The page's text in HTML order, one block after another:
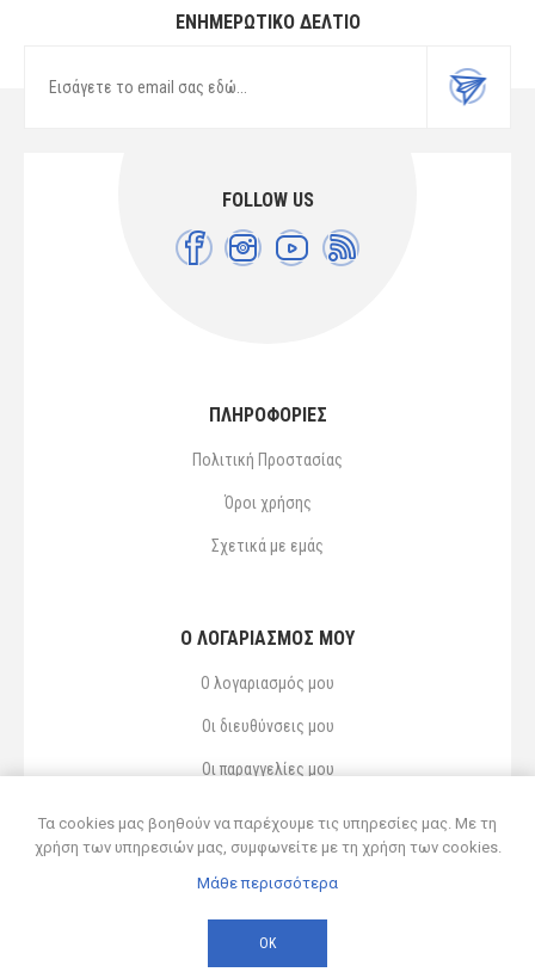
ΕΝΗΜΕΡΩΤΙΚΌ ΔΕΛΤΊΟ
FOLLOW US
ΠΛΗΡΟΦΟΡΙΕΣ
Πολιτική Προστασίας
Όροι χρήσης
Σχετικά με εμάς
Ο ΛΟΓΑΡΙΑΣΜΌΣ ΜΟΥ
Ο λογαριασμός μου
Οι διευθύνσεις μου
Οι παραγγελίες μου
© 2026 Δ ΚΥΡΣΑΝΙΔΗΣ ΚΑΙ ΥΙΟΣ ΟΕ
Τα cookies μας βοηθούν να παρέχουμε τις υπηρεσίες μας. Με τη
χρήση των υπηρεσιών μας, συμφωνείτε με τη χρήση των cookies.
Μάθε περισσότερα
ΟΚ